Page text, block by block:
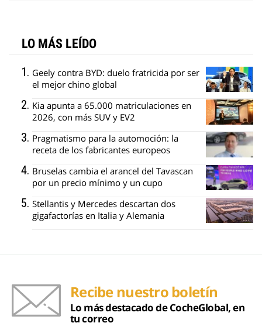
LO MÁS LEÍDO
Geely contra BYD: duelo fratricida por ser
el mejor chino global
Kia apunta a 65.000 matriculaciones en
2026, con más SUV y EV2
Pragmatismo para la automoción: la
receta de los fabricantes europeos
Bruselas cambia el arancel del Tavascan
por un precio mínimo y un cupo
Stellantis y Mercedes descartan dos
gigafactorías en Italia y Alemania
Recibe nuestro boletín
Lo más destacado de CocheGlobal, en
tu correo